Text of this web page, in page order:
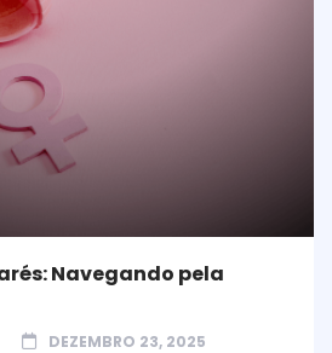
Navegando pela
DEZEMBRO 23, 2025